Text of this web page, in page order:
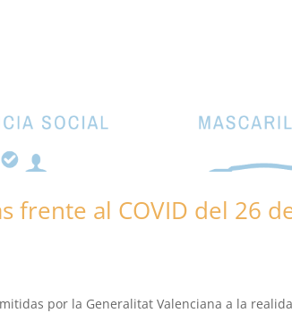
frente al COVID del 26
por la Generalitat Valenciana a la